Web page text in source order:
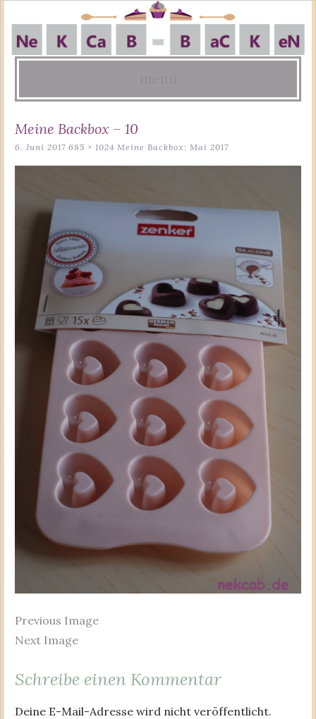
to
Meine Backbox – 10
6. Juni 2017 685 × 1024 Meine Backbox: Mai 2017
Previous Image
Next Image
Schreibe einen Kommentar
Deine E-Mail-Adresse wird nicht veröffentlicht.